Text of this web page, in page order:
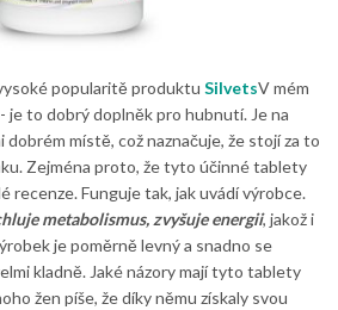
popularitě produktu SilvetsV mém
je to dobrý doplněk pro hubnutí. Je na
místě, což naznačuje, že stojí za to
Zejména proto, že tyto účinné tablety
recenze. Funguje tak, jak uvádí výrobce.
metabolismus, zvyšuje energii, jakož i
je poměrně levný a snadno se
kladně. Jaké názory mají tyto tablety
žen píše, že díky němu získaly svou